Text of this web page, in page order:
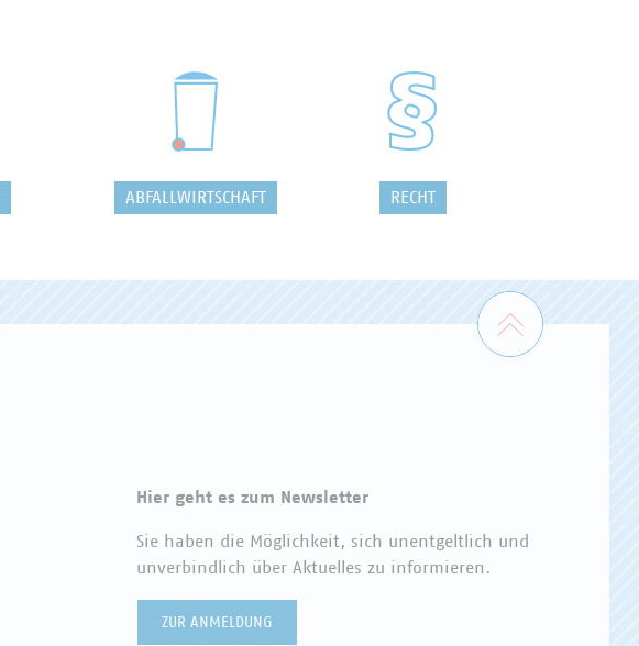
ABFALLWIRTSCHAFT RECHT
Zum
Hier geht es zum Newsletter
Sie haben die Möglichkeit, sich unentgeltlich und
unverbindlich über Aktuelles zu informieren.
ZUR ANMELDUNG